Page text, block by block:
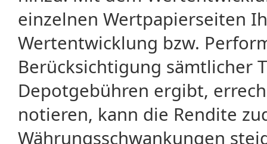
einzelnen Wertpapierseiten
Wertentwicklung bzw.
Berücksichtigung sämtlicher
Depotgebühren ergibt,
notieren, kann die Rendite
Währungsschwankungen